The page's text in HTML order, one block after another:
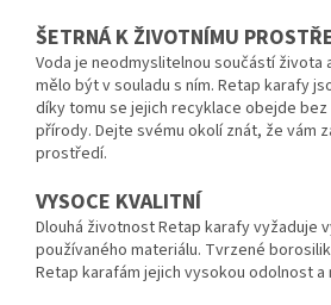
ŠETRNÁ K ŽIVOTNÍMU
Voda je neodmyslitelnou součástí života
mělo být v souladu s ním. Retap karafy
díky tomu se jejich recyklace obejde
přírody. Dejte svému okolí znát, že vám
prostředí.
VYSOCE KVALITNÍ
Dlouhá životnost Retap karafy vyžaduje
používaného materiálu. Tvrzené
Retap karafám jejich vysokou odolnost a